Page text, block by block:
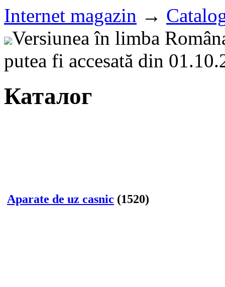
Internet magazin →
Versiunea în limba
putea fi accesată din
Каталог
Aparate de uz casnic (1520)